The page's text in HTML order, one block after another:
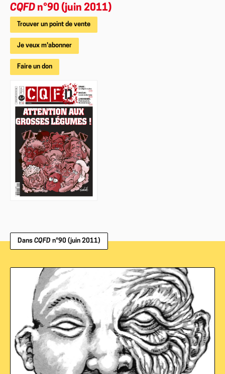
CQFD n°90 (juin 2011)
Trouver un point de vente
Je veux m'abonner
Faire un don
Dans CQFD n°90 (juin 2011)